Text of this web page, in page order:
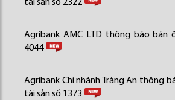
tài sản số 2322
Agribank AMC LTD thông báo bán
4044
Agribank Chi nhánh Tràng An thông
tài sản số 1373